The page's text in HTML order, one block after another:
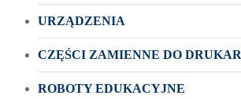
URZĄDZENIA
CZĘŚCI ZAMIENNE DO
ROBOTY EDUKACYJNE